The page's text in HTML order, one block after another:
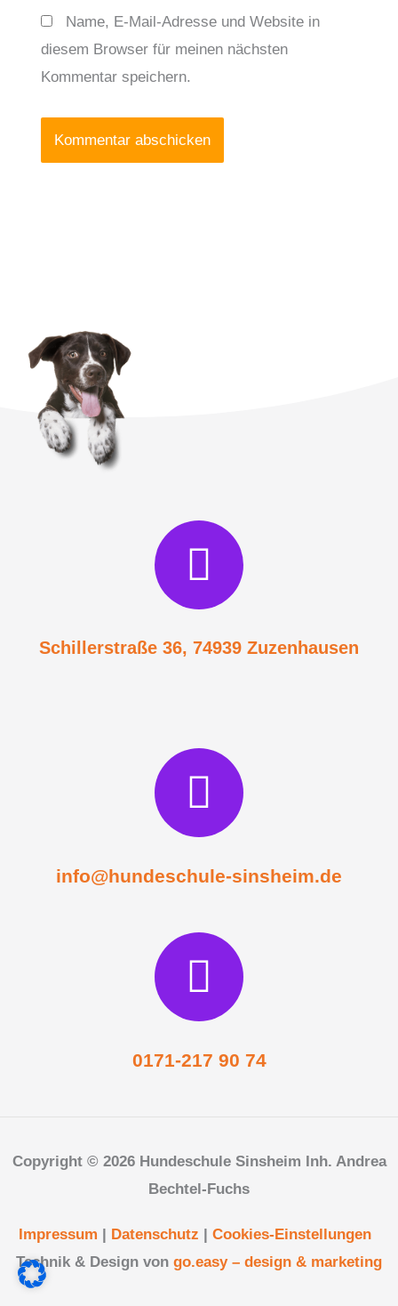
Name, E-Mail-Adresse und Website in
diesem Browser für meinen nächsten
Kommentar speichern.
Schillerstraße 36, 74939 Zuzenhausen
info@hundeschule-sinsheim.de
0171-217 90 74
Copyright © 2026 Hundeschule Sinsheim Inh. Andrea
Bechtel-Fuchs
Impressum | Datenschutz | Cookies-Einstellungen
Technik & Design von go.easy – design & marketing